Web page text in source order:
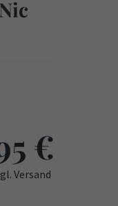
€
Versand